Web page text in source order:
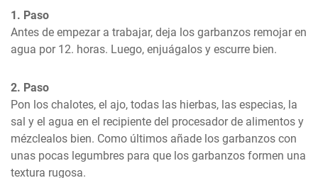
1. Paso
Antes de empezar a trabajar, deja los garbanzos remojar en
agua por 12. horas. Luego, enjuágalos y escurre bien.
2. Paso
Pon los chalotes, el ajo, todas las hierbas, las especias, la
sal y el agua en el recipiente del procesador de alimentos y
mézclealos bien. Como últimos añade los garbanzos con
unas pocas legumbres para que los garbanzos formen una
textura rugosa.